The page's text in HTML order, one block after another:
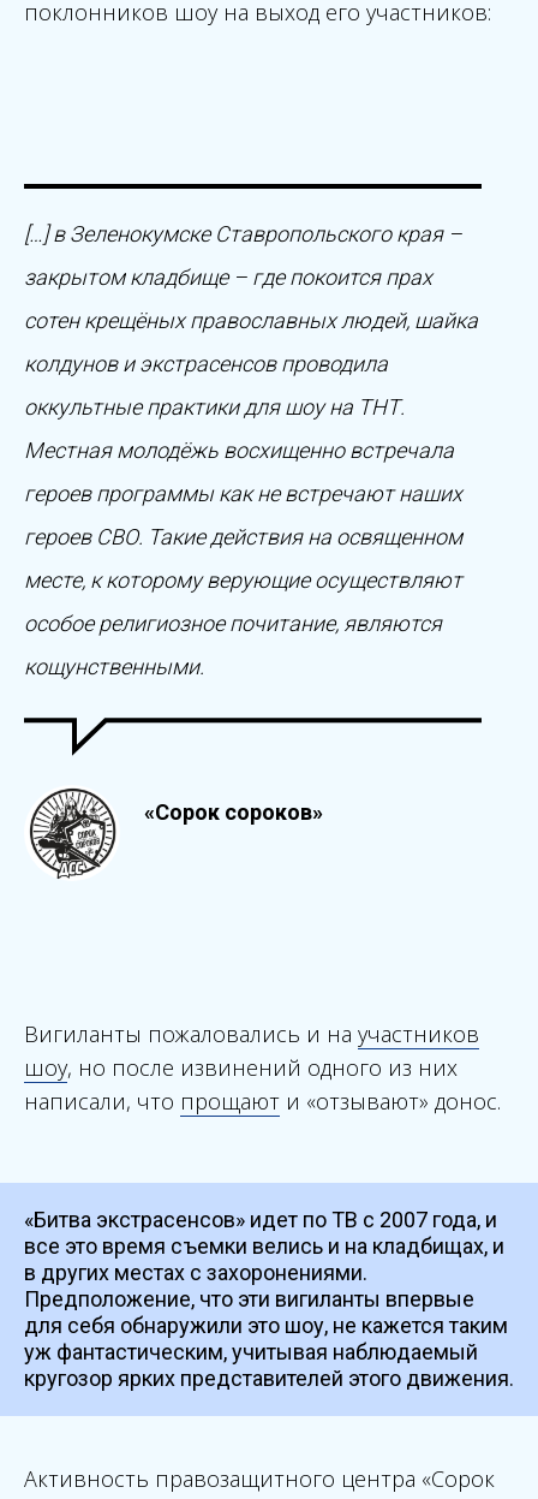
поклонников шоу на выход его участников:
[…] в Зеленокумске Ставропольского края –
закрытом кладбище – где покоится прах
сотен крещёных православных людей, шайка
колдунов и экстрасенсов проводила
оккультные практики для шоу на ТНТ.
Местная молодёжь восхищенно встречала
героев программы как не встречают наших
героев СВО. Такие действия на освященном
месте, к которому верующие осуществляют
особое религиозное почитание, являются
кощунственными.
«Сорок сороков»
Вигиланты пожаловались и на участников
шоу, но после извинений одного из них
написали, что прощают и «отзывают» донос.
«Битва экстрасенсов» идет по ТВ с 2007 года, и
все это время съемки велись и на кладбищах, и
в других местах с захоронениями.
Предположение, что эти вигиланты впервые
для себя обнаружили это шоу, не кажется таким
уж фантастическим, учитывая наблюдаемый
кругозор ярких представителей этого движения.
Активность правозащитного центра «Сорок